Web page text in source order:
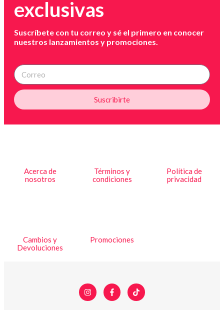
exclusivas
Suscríbete con tu correo y sé el primero en conocer
nuestros lanzamientos y promociones.
Suscribirte
Acerca de
nosotros
Términos y
condiciones
Política de
privacidad
Cambios y
Devoluciones
Promociones